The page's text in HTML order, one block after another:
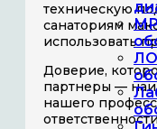
техническую
санаториям
использовать
Доверие,
партнеры —
нашего